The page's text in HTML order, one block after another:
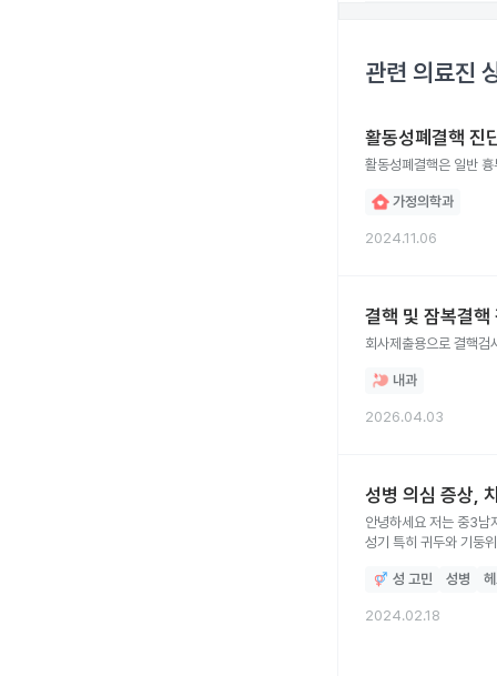
관련 의료진
활동성폐결핵 진
활동성폐결핵은 일반
가정의학과
2024.11.06
결핵 및 잠복결
회사제출용으로 결핵검
내과
2026.04.03
성병 의심 증상,
안녕하세요 저는 중3남
성기 특히 귀두와 기둥
내일 비뇨기과를 가긴
성 고민 성병
2024.02.18